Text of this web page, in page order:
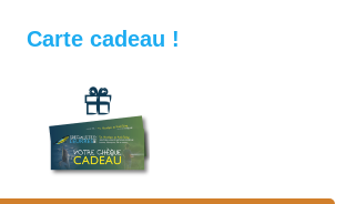
Carte cadeau !